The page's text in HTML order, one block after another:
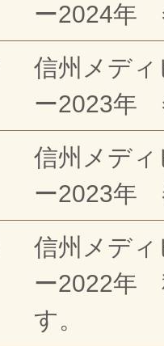
ー2024年
信州メデ
ー2023年
信州メデ
ー2023年
信州メデ
ー2022年
す。